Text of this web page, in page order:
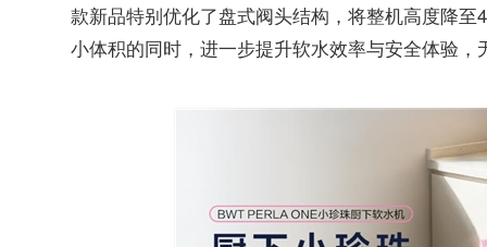
款新品特别优化了盘式阀头结构，将整机高度降
小体积的同时，进一步提升软水效率与安全体验